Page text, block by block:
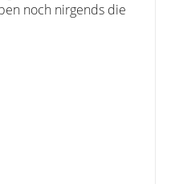
noch nirgends die